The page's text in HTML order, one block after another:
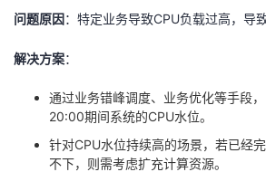
堂
我
的
课
我
的
我
我
的
技
术
我
的
云
问题原因：特定业务导致CPU负载过高，导
解决方案：
通过业务错峰调度、业务优化等手段
20:00期间系统的CPU水位。
针对CPU水位持续高的场景，若已经
不下，则需考虑扩充计算资源。